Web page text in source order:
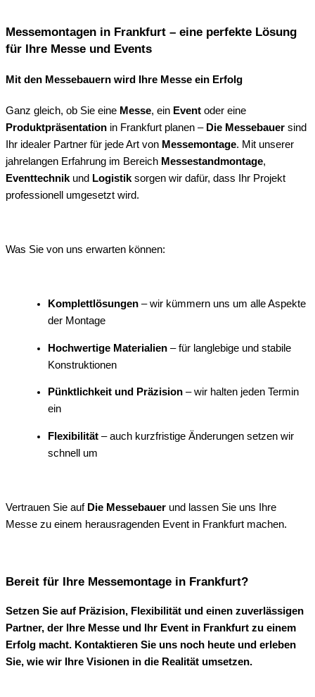
Messemontagen in Frankfurt – eine perfekte Lösung
für Ihre Messe und Events
Mit den Messebauern wird Ihre Messe ein Erfolg
Ganz gleich, ob Sie eine Messe, ein Event oder eine
Produktpräsentation in Frankfurt planen – Die Messebauer sind
Ihr idealer Partner für jede Art von Messemontage. Mit unserer
jahrelangen Erfahrung im Bereich Messestandmontage,
Eventtechnik und Logistik sorgen wir dafür, dass Ihr Projekt
professionell umgesetzt wird.
Was Sie von uns erwarten können:
Komplettlösungen – wir kümmern uns um alle Aspekte
der Montage
Hochwertige Materialien – für langlebige und stabile
Konstruktionen
Pünktlichkeit und Präzision – wir halten jeden Termin
ein
Flexibilität – auch kurzfristige Änderungen setzen wir
schnell um
Vertrauen Sie auf Die Messebauer und lassen Sie uns Ihre
Messe zu einem herausragenden Event in Frankfurt machen.
Bereit für Ihre Messemontage in Frankfurt?
Setzen Sie auf Präzision, Flexibilität und einen zuverlässigen
Partner, der Ihre Messe und Ihr Event in Frankfurt zu einem
Erfolg macht. Kontaktieren Sie uns noch heute und erleben
Sie, wie wir Ihre Visionen in die Realität umsetzen.